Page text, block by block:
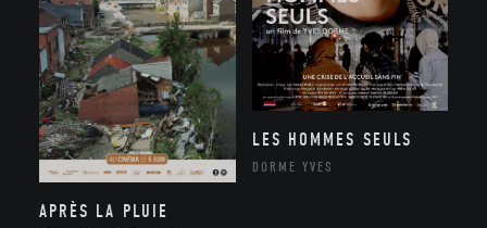
APRÈS LA PLUIE
LES HOMMES SEULS
DORME YVES